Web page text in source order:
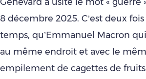
8 décembre 2025. C’est deux
temps, qu’Emmanuel Macron
au même endroit et avec le
empilement de cagettes de